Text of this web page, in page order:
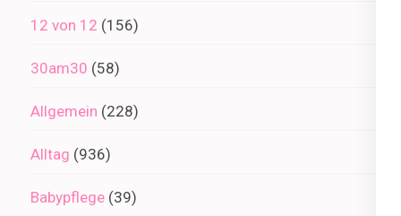
12 von 12 (156)
30am30 (58)
Allgemein (228)
Alltag (936)
Babypflege (39)